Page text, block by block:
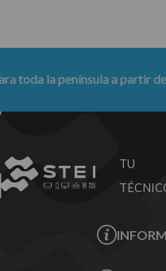
la península a partir de 150
TU